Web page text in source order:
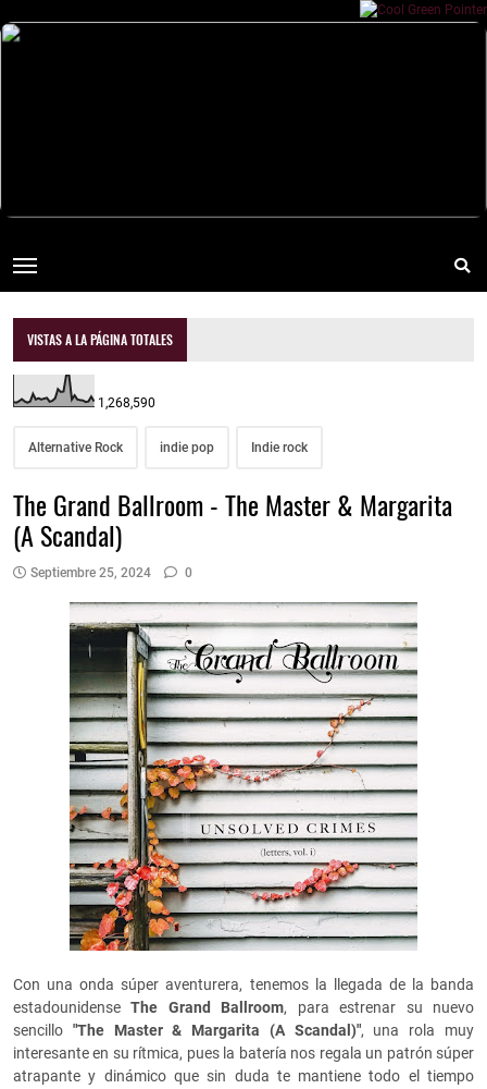
VISTAS A LA PÁGINA TOTALES
1,268,590
Alternative Rock indie pop Indie rock
The Grand Ballroom - The Master & Margarita
(A Scandal)
Septiembre 25, 2024 0
Con una onda súper aventurera, tenemos la llegada de la banda
estadounidense The Grand Ballroom, para estrenar su nuevo
sencillo "The Master & Margarita (A Scandal)", una rola muy
interesante en su rítmica, pues la batería nos regala un patrón súper
atrapante y dinámico que sin duda te mantiene todo el tiempo